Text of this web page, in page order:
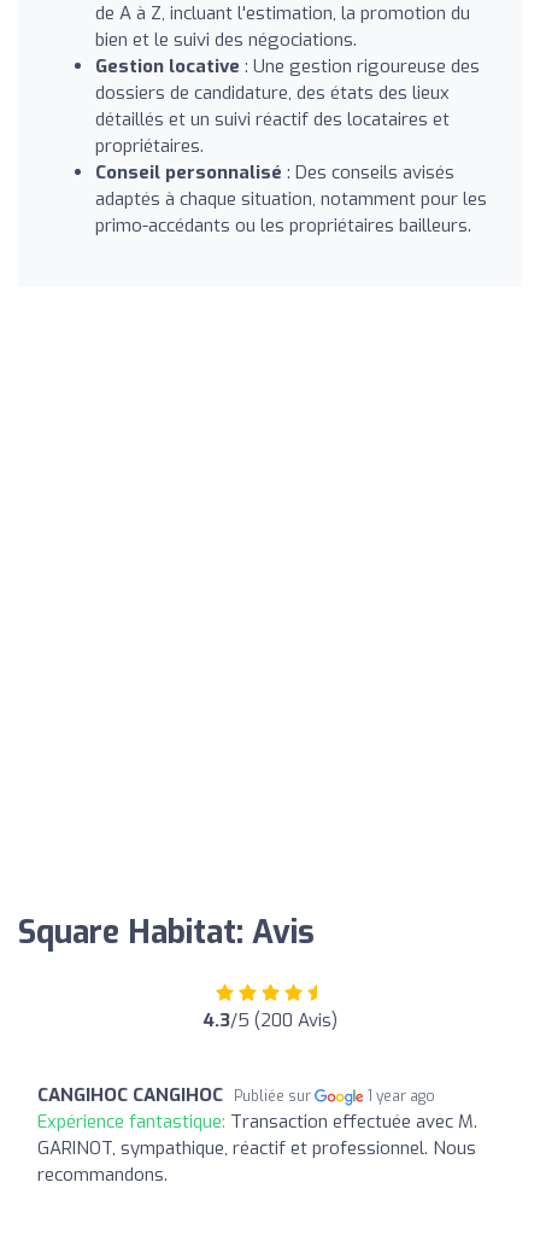
de A à Z, incluant l'estimation, la promotion du
bien et le suivi des négociations.
Gestion locative : Une gestion rigoureuse des
dossiers de candidature, des états des lieux
détaillés et un suivi réactif des locataires et
propriétaires.
Conseil personnalisé : Des conseils avisés
adaptés à chaque situation, notamment pour les
primo-accédants ou les propriétaires bailleurs.
Square Habitat: Avis
4.3/5 (200 Avis)
CANGIHOC CANGIHOC Publiée sur 1 year ago
Expérience fantastique: Transaction effectuée avec M.
GARINOT, sympathique, réactif et professionnel. Nous
recommandons.